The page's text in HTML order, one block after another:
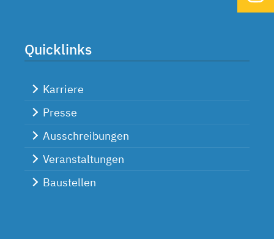
Quicklinks
Karriere
Presse
Ausschreibungen
Veranstaltungen
Baustellen